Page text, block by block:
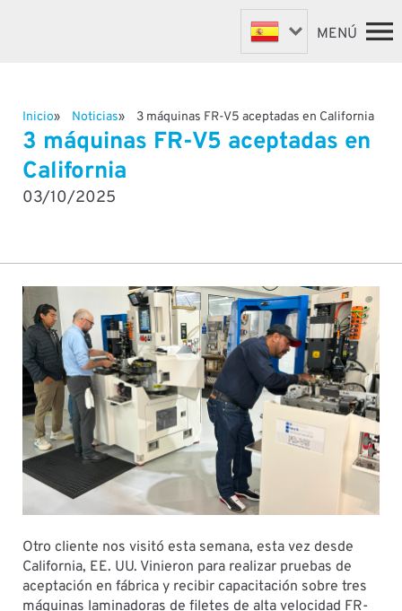
INICIO
MÁQUINAS
MÁQUINAS DE SUJECIÓN
MÁQUINAS DE VÁLVULAS
MÁQUINAS A MEDIDA
AUTOMATIZACIÓN Y ROBÓTICA
CONTACTO
MENÚ
Inicio Noticias 3 máquinas FR-V5 aceptadas en California
3 máquinas FR-V5 aceptadas en
California
03/10/2025
Otro cliente nos visitó esta semana, esta vez desde
California, EE. UU. Vinieron para realizar pruebas de
aceptación en fábrica y recibir capacitación sobre tres
máquinas laminadoras de filetes de alta velocidad FR-